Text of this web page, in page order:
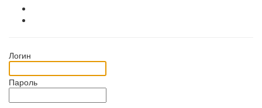
Логин
Пароль